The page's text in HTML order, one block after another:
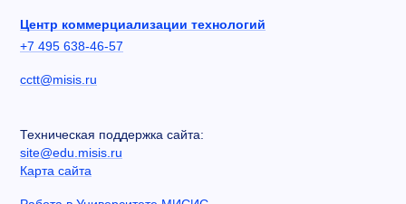
Центр коммерциализации технологий
+7 495 638-46-57
cctt@misis.ru
Техническая поддержка сайта:
site@edu.misis.ru
Карта сайта